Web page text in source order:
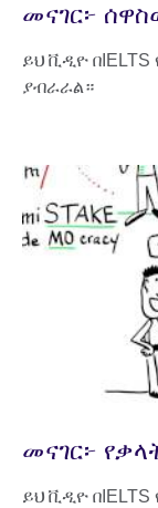
መናገር፦
ይህ ቪዲዮ
ያብራራል።
መናገር፦
ይህ ቪዲዮ